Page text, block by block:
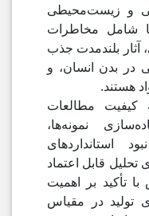
و زیست‌محیطی
شامل مخاطرات
آثار بلندمدت جذب
در بدن انسان، و
هستند.
کیفیت مطالعات
نمونه‌ها،
استانداردهای
تحلیل قابل اعتماد
تأکید بر اهمیت
تولید در مقیاس